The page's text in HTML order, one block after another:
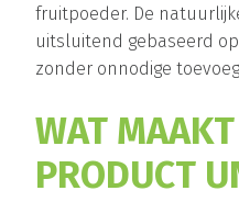
fruitpoeder. De
uitsluitend gebaseerd
zonder onnodige
WAT
PRODUCT